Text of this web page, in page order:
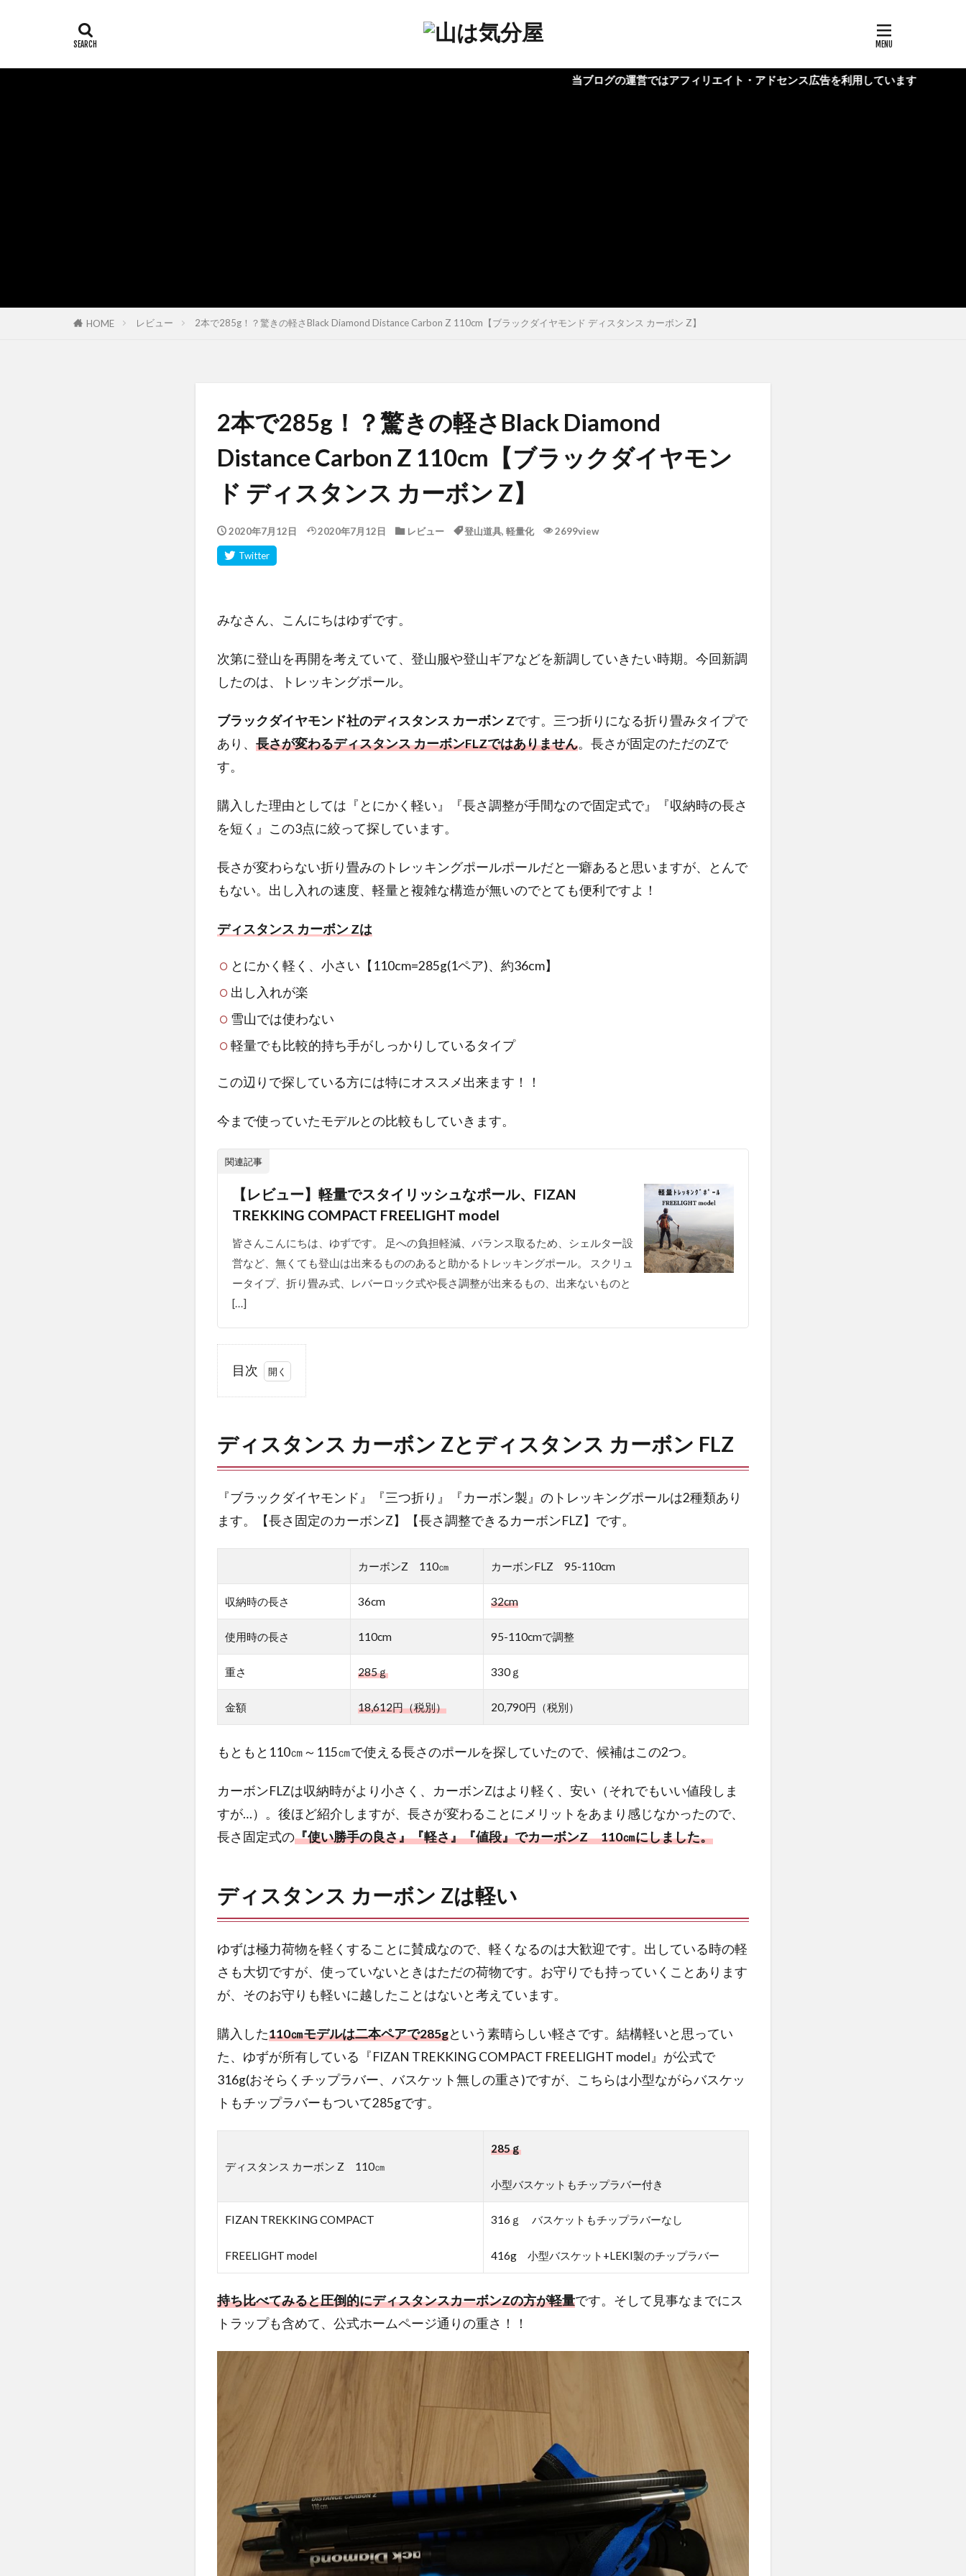
当ブログの運営ではアフィリエイト・アドセンス広告を利用しています
HOME レビュー 2本で285g！？驚きの軽さBlack Diamond Distance Carbon Z 110cm【ブラックダイヤモンド ディスタンス カーボン Z】
2本で285g！？驚きの軽さBlack Diamond
Distance Carbon Z 110cm【ブラックダイヤモン
ド ディスタンス カーボン Z】
2020年7月12日 2020年7月12日 レビュー 登山道具, 軽量化 2699view
みなさん、こんにちはゆずです。
次第に登山を再開を考えていて、登山服や登山ギアなどを新調していきたい時期。今回新調
したのは、トレッキングポール。
ブラックダイヤモンド社のディスタンス カーボン Zです。三つ折りになる折り畳みタイプで
あり、 長さが変わるディスタンス カーボンFLZではありません。長さが固定のただのZで
す。
購入した理由としては『とにかく軽い』『長さ調整が手間なので固定式で』『収納時の長さ
を短く』この3点に絞って探しています。
長さが変わらない折り畳みのトレッキングポールポールだと一癖あると思いますが、とんで
もない。出し入れの速度、軽量と複雑な構造が無いのでとても便利ですよ！
ディスタンス カーボン Zは
とにかく軽く、小さい【110cm=285g(1ペア)、約36cm】
出し入れが楽
雪山では使わない
軽量でも比較的持ち手がしっかりしているタイプ
この辺りで探している方には特にオススメ出来ます！！
今まで使っていたモデルとの比較もしていきます。
関連記事
【レビュー】軽量でスタイリッシュなポール、FIZAN
TREKKING COMPACT FREELIGHT model
皆さんこんにちは、ゆずです。 足への負担軽減、バランス取るため、シェルター設
営など、無くても登山は出来るもののあると助かるトレッキングポール。 スクリュ
ータイプ、折り畳み式、レバーロック式や長さ調整が出来るもの、出来ないものと
[…]
目次
ス
ス
ー
ィ
タ
ン
ス
カ
ー
ボ
FLZ
ィ
ス
ス
ー
ン
Zは
い
3
ィ
ス
タ
ン
ス
ー
パ
ト
4
Zは
カ
ー
ボ
ン
ディスタンス カーボン Zとディスタンス カーボン FLZ
『ブラックダイヤモンド』『三つ折り』『カーボン製』のトレッキングポールは2種類あり
ます。【長さ固定のカーボンZ】【長さ調整できるカーボンFLZ】です。
カーボンZ 110㎝ カーボンFLZ 95-110cm
収納時の長さ 36cm 32cm
使用時の長さ 110cm 95-110cmで調整
重さ 285ｇ 330ｇ
金額 18,612円（税別） 20,790円（税別）
もともと110㎝～115㎝で使える長さのポールを探していたので、候補はこの2つ。
カーボンFLZは収納時がより小さく、カーボンZはより軽く、安い（それでもいい値段しま
すが…）。後ほど紹介しますが、長さが変わることにメリットをあまり感じなかったので、
長さ固定式の『使い勝手の良さ』『軽さ』『値段』でカーボンZ 110㎝にしました。
ディスタンス カーボン Zは軽い
ゆずは極力荷物を軽くすることに賛成なので、軽くなるのは大歓迎です。出している時の軽
さも大切ですが、使っていないときはただの荷物です。お守りでも持っていくことあります
が、そのお守りも軽いに越したことはないと考えています。
購入した110㎝モデルは二本ペアで285gという素晴らしい軽さです。結構軽いと思ってい
た、ゆずが所有している『FIZAN TREKKING COMPACT FREELIGHT model』が公式で
316g(おそらくチップラバー、バスケット無しの重さ)ですが、こちらは小型ながらバスケッ
トもチップラバーもついて285gです。
ディスタンス カーボン Z 110㎝
285ｇ
小型バスケットもチップラバー付き
FIZAN TREKKING COMPACT
FREELIGHT model
316ｇ バスケットもチップラバーなし
416g 小型バスケット+LEKI製のチップラバー
持ち比べてみると圧倒的にディスタンスカーボンZの方が軽量です。そして見事なまでにス
トラップも含めて、公式ホームページ通りの重さ！！